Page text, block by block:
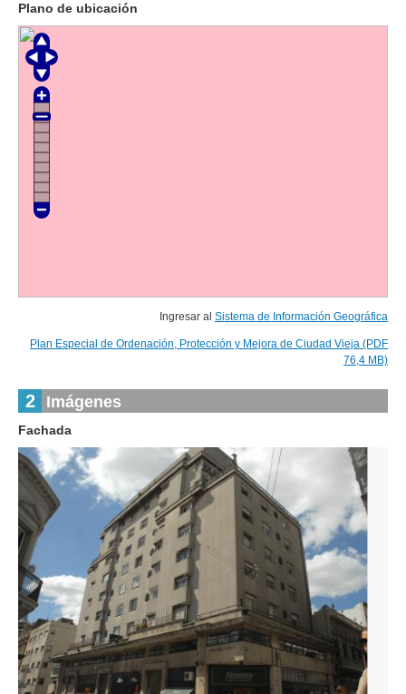
Plano de ubicación
Ingresar al Sistema de Información Geográfica
Plan Especial de Ordenación, Protección y Mejora de Ciudad Vieja (PDF
76,4 MB)
2 Imágenes
Fachada
2de5